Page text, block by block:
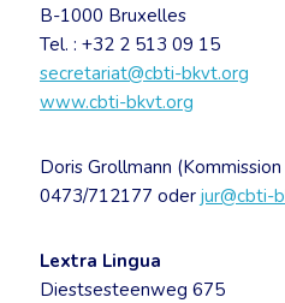
B-1000 Bruxelles
Tel. : +32 2 513 09 15
secretariat@cbti-bkvt.org
www.cbti-bkvt.org
Doris Grollmann
0473/712177 oder jur@cbti-
Lextra Lingua
Diestsesteenweg 675